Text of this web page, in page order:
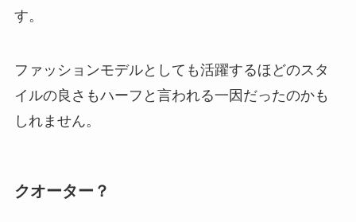
す。
ファッションモデルとしても活躍するほどのスタ
イルの良さもハーフと言われる一因だったのかも
しれません。
クオーター？